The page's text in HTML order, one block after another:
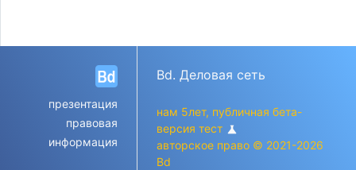
презентация
правовая
информация
Bd. Деловая сеть
нам 5лет, публичная бета-
версия тест science
авторское право © 2021-2026
Bd